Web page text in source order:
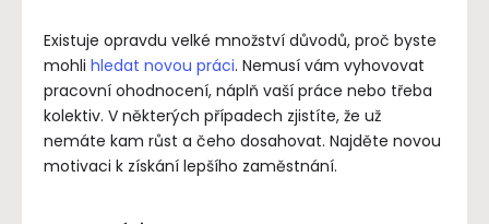
Existuje opravdu velké množství důvodů, proč byste
mohli hledat novou práci. Nemusí vám vyhovovat
pracovní ohodnocení, náplň vaší práce nebo třeba
kolektiv. V některých případech zjistíte, že už
nemáte kam růst a čeho dosahovat. Najděte novou
motivaci k získání lepšího zaměstnání.